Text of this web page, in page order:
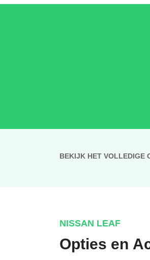
BEKIJK HET VOLLEDIGE
NISSAN LEAF
Opties en